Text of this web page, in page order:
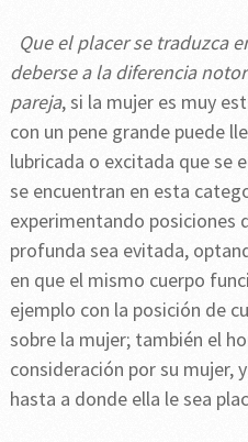
Que el placer se traduzca
deberse a la diferencia
pareja, si la mujer es muy
con un pene grande puede
lubricada o excitada que se
se encuentran en esta
experimentando posiciones
profunda sea evitada,
en que el mismo cuerpo
ejemplo con la posición de
sobre la mujer; también el
consideración por su mujer,
hasta a donde ella le sea